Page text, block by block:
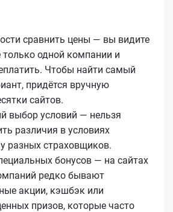
сравнить цены — вы видите
одной компании и
Чтобы найти самый
придётся вручную
сайтов.
выбор условий — нельзя
различия в условиях
разных страховщиков.
бонусов — на сайтах
редко бывают
акции, кэшбэк или
призов, которые часто